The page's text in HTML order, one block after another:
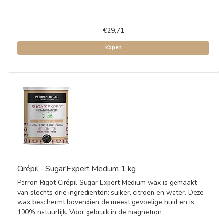
€29,71
Kopen
Cirépil - Sugar'Expert Medium 1 kg
Perron Rigot Cirépil Sugar Expert Medium wax is gemaakt
van slechts drie ingrediënten: suiker, citroen en water. Deze
wax beschermt bovendien de meest gevoelige huid en is
100% natuurlijk. Voor gebruik in de magnetron